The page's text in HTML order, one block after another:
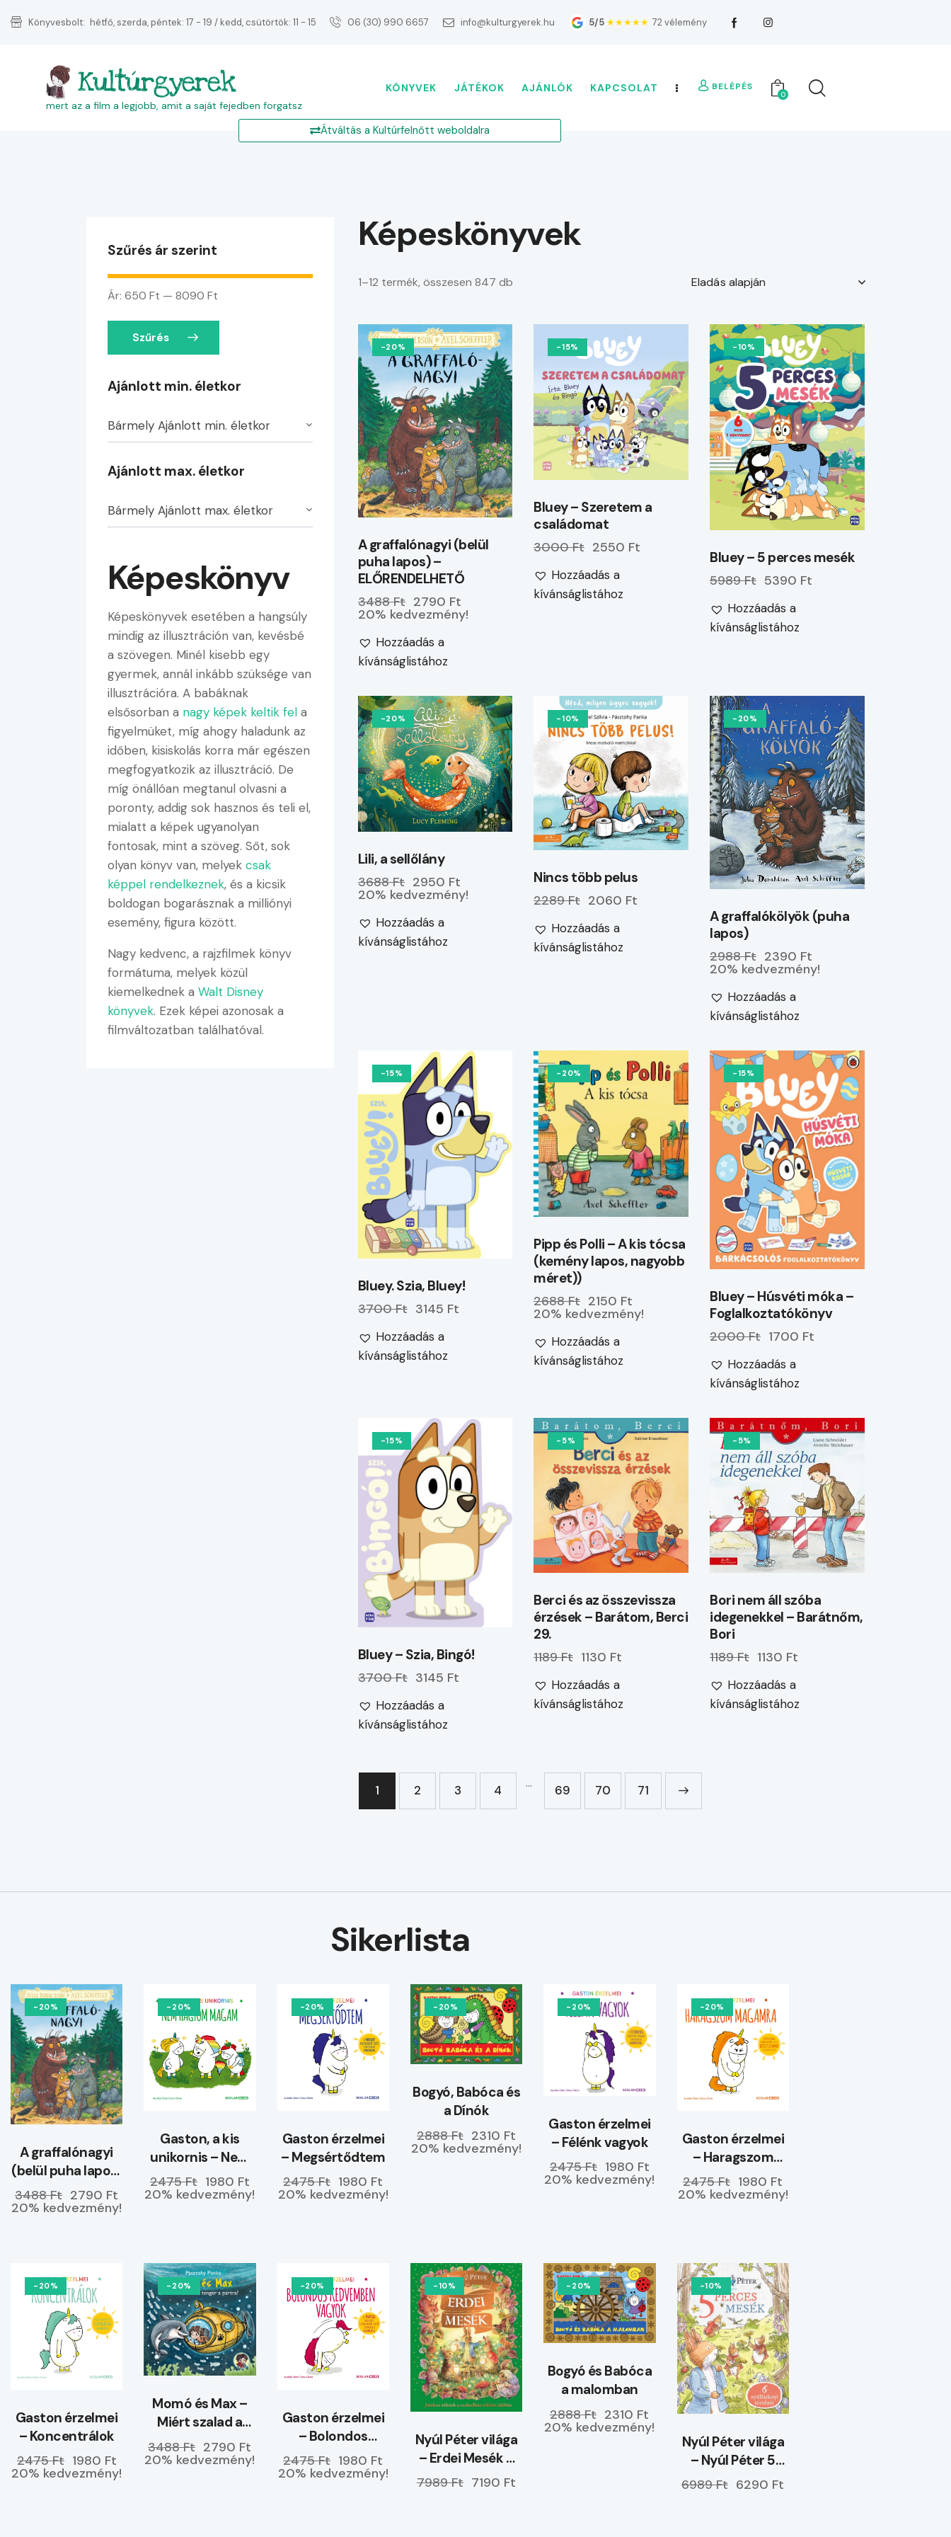
Könyvesbolt: hétfő, szerda, péntek: 17 - 19 / kedd, csütörtök: 11 - 15 06 (30) 990 6657 info@kulturgyerek.hu 5/5 ★★★★★ 72 vélemény
Kultúrgyerek
mert az a film a legjobb, amit a saját fejedben forgatsz
KÖNYVEK JÁTÉKOK AJÁNLÓK KAPCSOLAT BELÉPÉS
0
Átváltás a Kultúrfelnőtt weboldalra
képeskönyvek
1–12 termék, összesen 847 db
-20%
A graffalónagyi (belül
puha lapos) –
ELŐRENDELHETŐ
3488 Ft 2790 Ft
20% kedvezmény!
Hozzáadás a
kívánságlistához
-15%
Bluey – Szeretem a
családomat
3000 Ft 2550 Ft
Hozzáadás a
kívánságlistához
-10%
Bluey – 5 perces mesék
5989 Ft 5390 Ft
Hozzáadás a
kívánságlistához
-20%
Lili, a sellőlány
3688 Ft 2950 Ft
20% kedvezmény!
Hozzáadás a
kívánságlistához
-10%
Nincs több pelus
2289 Ft 2060 Ft
Hozzáadás a
kívánságlistához
-20%
A graffalókölyök (puha
lapos)
2988 Ft 2390 Ft
20% kedvezmény!
Hozzáadás a
kívánságlistához
-15%
Bluey. Szia, Bluey!
3700 Ft 3145 Ft
Hozzáadás a
kívánságlistához
-20%
Pipp és Polli – A kis tócsa
(kemény lapos, nagyobb
méret))
2688 Ft 2150 Ft
20% kedvezmény!
Hozzáadás a
kívánságlistához
-15%
Bluey – Húsvéti móka –
Foglalkoztatókönyv
2000 Ft 1700 Ft
Hozzáadás a
kívánságlistához
-15%
Bluey – Szia, Bingó!
3700 Ft 3145 Ft
Hozzáadás a
kívánságlistához
-5%
Berci és az összevissza
érzések – Barátom, Berci
29.
1189 Ft 1130 Ft
Hozzáadás a
kívánságlistához
-5%
Bori nem áll szóba
idegenekkel – Barátnőm,
Bori
1189 Ft 1130 Ft
Hozzáadás a
kívánságlistához
1 2 3 4 … 69 70 71
→
Szűrés ár szerint
Szűrés
Ár: 650 Ft — 8090 Ft
Ajánlott min. életkor
Bármely Ajánlott min. életkor
Ajánlott max. életkor
Bármely Ajánlott max. életkor
Képeskönyv
Képeskönyvek esetében a hangsúly
mindig az illusztráción van, kevésbé
a szövegen. Minél kisebb egy
gyermek, annál inkább szüksége van
illusztrációra. A babáknak
elsősorban a nagy képek keltik fel a
figyelmüket, míg ahogy haladunk az
időben, kisiskolás korra már egészen
megfogyatkozik az illusztráció. De
míg önállóan megtanul olvasni a
poronty, addig sok hasznos és teli el,
mialatt a képek ugyanolyan
fontosak, mint a szöveg. Sőt, sok
olyan könyv van, melyek csak
képpel rendelkeznek, és a kicsik
boldogan bogarásznak a milliónyi
esemény, figura között.
Nagy kedvenc, a rajzfilmek könyv
formátuma, melyek közül
kiemelkednek a Walt Disney
könyvek. Ezek képei azonosak a
filmváltozatban találhatóval.
Sikerlista
-20%
A graffalónagyi
(belül puha lapos)
ELŐRENDELHETŐ
3488 Ft 2790 Ft
20% kedvezmény!
-20%
Gaston, a kis
unikornis – Nem
hagyom magam
2475 Ft 1980 Ft
20% kedvezmény!
-20%
Gaston érzelmei
– Megsértődtem
2475 Ft 1980 Ft
20% kedvezmény!
-20%
Bogyó, Babóca és
a Dínók
2888 Ft 2310 Ft
20% kedvezmény!
-20%
Gaston érzelmei
– Félénk vagyok
2475 Ft 1980 Ft
20% kedvezmény!
-20%
Gaston érzelmei
– Haragszom
magamra
2475 Ft 1980 Ft
20% kedvezmény!
-20%
Gaston érzelmei
– Koncentrálok
2475 Ft 1980 Ft
20% kedvezmény!
-20%
Momó és Max –
Miért szalad a
tenger a partra?
3488 Ft 2790 Ft
20% kedvezmény!
-20%
Gaston érzelmei
– Bolondos
kedvemben
vagyok
2475 Ft 1980 Ft
20% kedvezmény!
-10%
Nyúl Péter világa
– Erdei Mesék –
ELŐRENDELHETŐ
7989 Ft 7190 Ft
-20%
Bogyó és Babóca
a malomban
2888 Ft 2310 Ft
20% kedvezmény!
-10%
Nyúl Péter világa
– Nyúl Péter 5
perces mesék –
6989 Ft 6290 Ft